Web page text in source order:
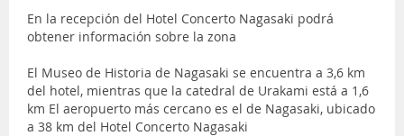
En la recepción del Hotel Concerto Nagasaki podrá
obtener información sobre la zona
El Museo de Historia de Nagasaki se encuentra a 3,6 km
del hotel, mientras que la catedral de Urakami está a 1,6
km El aeropuerto más cercano es el de Nagasaki, ubicado
a 38 km del Hotel Concerto Nagasaki